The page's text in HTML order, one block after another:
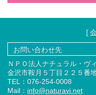
[
お問い合わせ先
ＮＰＯ法人ナチュラル・ヴ
金沢市鞍月５丁目２２５
TEL：076-254-0008
Mail： info@naturavi.net